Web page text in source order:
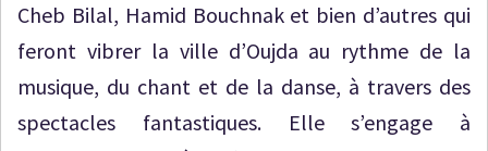
Cheb Bilal, Hamid Bouchnak et bien d’autres qui
feront vibrer la ville d’Oujda au rythme de la
musique, du chant et de la danse, à travers des
spectacles fantastiques. Elle s’engage à